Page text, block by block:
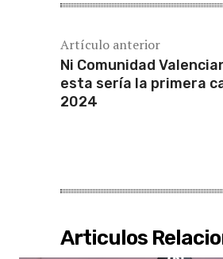
Artículo anterior
Ni Comunidad
esta sería la primera
2024
Articulos